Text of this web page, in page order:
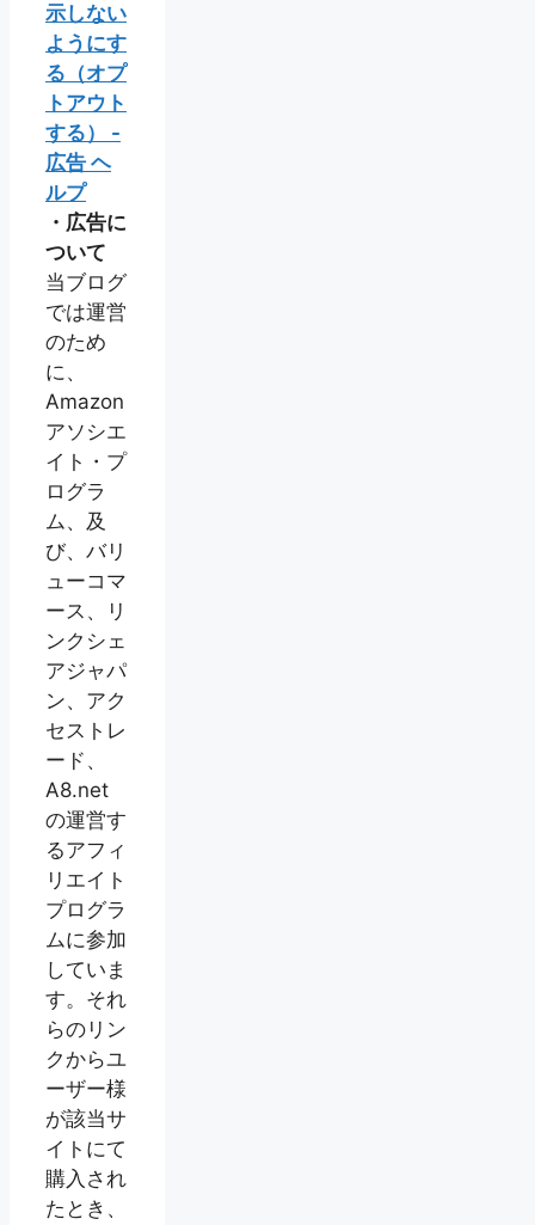
示しない
ようにす
る（オプ
トアウト
する） -
広告 ヘ
ルプ
・広告に
ついて
当ブログ
では運営
のため
に、
Amazon
アソシエ
イト・プ
ログラ
ム、及
び、バリ
ューコマ
ース、リ
ンクシェ
アジャパ
ン、アク
セストレ
ード、
A8.net
の運営す
るアフィ
リエイト
プログラ
ムに参加
していま
す。それ
らのリン
クからユ
ーザー様
が該当サ
イトにて
購入され
たとき、